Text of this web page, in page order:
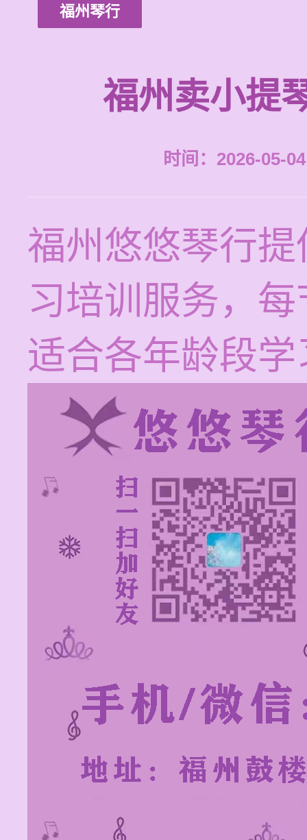
福州琴行
福州卖小提
时间：2026-05-
福州悠悠琴行
习培训服务，
适合各年龄段